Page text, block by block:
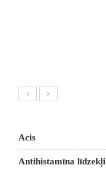
Acis
Antihistamīna līdzekļi